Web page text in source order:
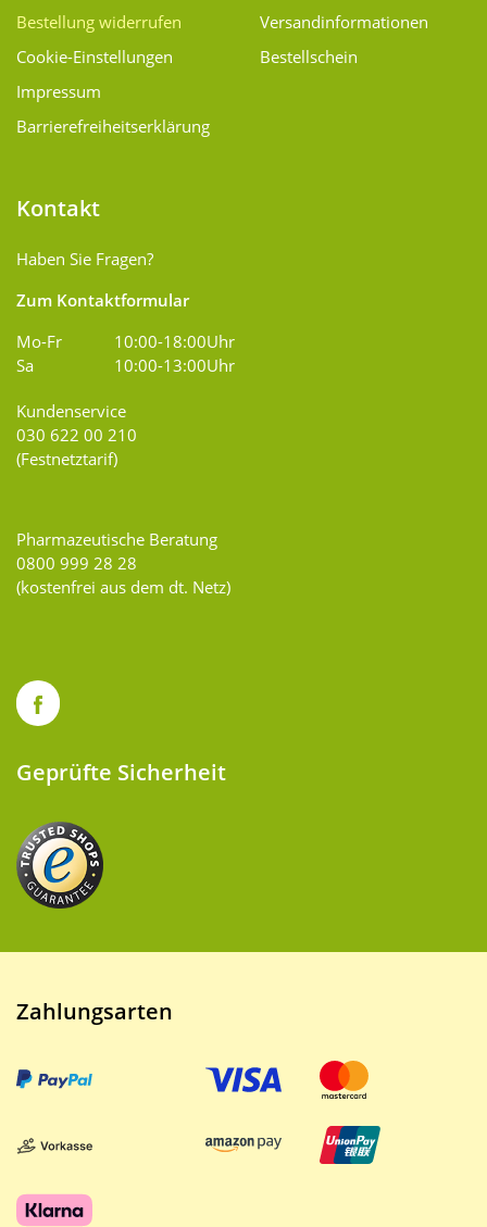
Bestellung widerrufen
Cookie-Einstellungen
Impressum
Barrierefreiheitserklärung
Versand­informationen
Bestellschein
Kontakt
Haben Sie Fragen?
Zum Kontaktformular
Mo-Fr
10:00-18:00Uhr
Sa
10:00-13:00Uhr
Kundenservice
030 622 00 210
(Festnetztarif)
Pharmazeutische Beratung
0800 999 28 28
(kostenfrei aus dem dt. Netz)
Geprüfte Sicherheit
Zahlungsarten